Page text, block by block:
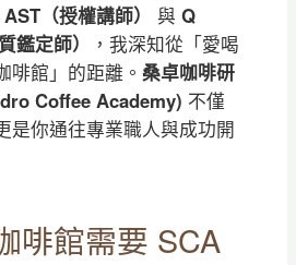
（授權講師） 與 Q
鑑定師）
，我深知從「愛喝
啡館」的距離。 桑卓咖啡研
Coffee Academy) 不僅
是你通往專業職人與成功開
啡館需要 SCA